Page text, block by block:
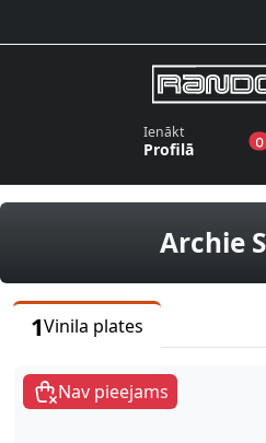
Ienākt
Profilā 0
Archie
1Vinila plates
Nav pieejams